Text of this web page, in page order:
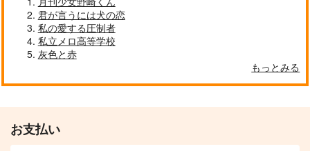
660
単勝1.7倍
専売 629円
ヒプノシスマイク
GOZOUROPPU
専売 315円
手短に、編む。
iCY MiLK LAKE
157
君が言うには犬の恋
私の愛する圧制者
私立メロ高等学校
灰色と赤
もっとみる
お支払い